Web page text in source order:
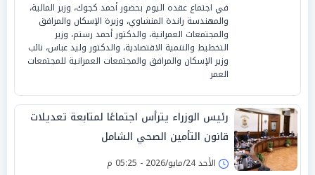
في اجتماع عقده اليوم بحضور أحمد كجوك، وزير المالية،
والمهندسة راندة المنشاوي، وزيرة الإسكان والمرافق
والمجتمعات العمرانية، والدكتور أحمد رستم، وزير
التخطيط والتنمية الاقتصادية، والدكتور وليد عباس، نائب
وزير الإسكان والمرافق والمجتمعات العمرانية للمجتمعات
العمر
رئيس الوزراء يترأس اجتماعًا لمتابعة تعديلات
قانون التأمين الصحي الشامل
الأحد 24/مايو/2026 - 05:25 م